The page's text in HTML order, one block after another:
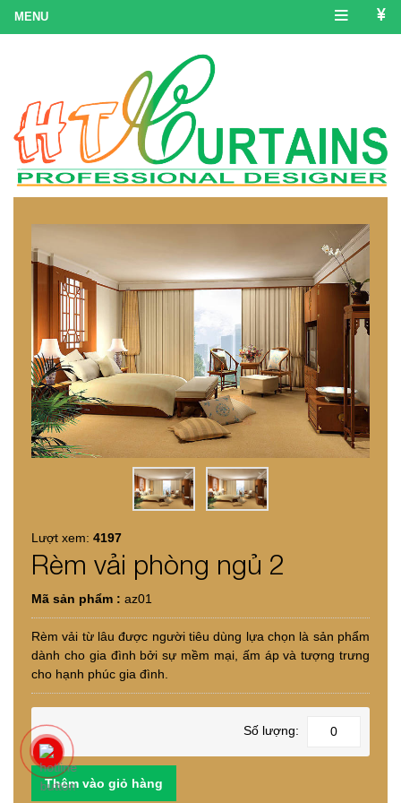
Lượt xem: 4197
Rèm vải phòng ngủ 2
Mã sản phẩm : az01
Rèm vải từ lâu được người tiêu dùng lựa chọn là sản phẩm
dành cho gia đình bởi sự mềm mại, ấm áp và tượng trưng
cho hạnh phúc gia đình.
Số lượng: